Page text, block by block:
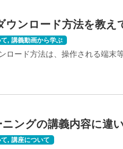
ウンロード方法を教え
, 講義動画から学ぶ
ロード方法は、操作される端末
ングの講義内容に違
, 講座について